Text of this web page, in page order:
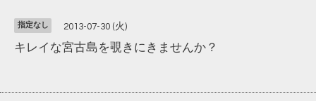
指定なし 2013-07-30 (火)
キレイな宮古島を覗きにきませんか？